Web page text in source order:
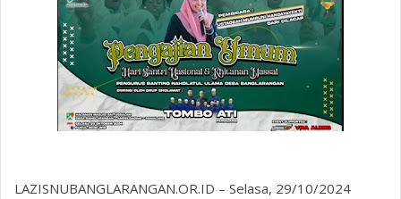
LAZISNUBANGLARANGAN.OR.ID – Selasa, 29/10/2024